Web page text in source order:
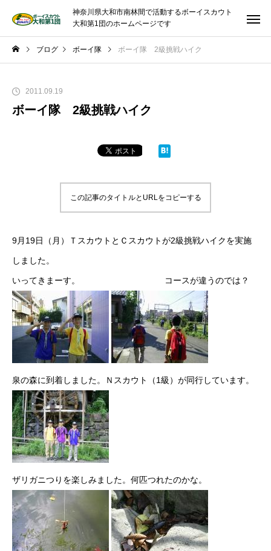
神奈川県大和市南林間で活動するボーイスカウト
大和第1団のホームページです
ブログ ボーイ隊 ボーイ隊 2級挑戦ハイク
2011.09.19
ボーイ隊 2級挑戦ハイク
この記事のタイトルとURLをコピーする
9月19日（月）ＴスカウトとＣスカウトが2級挑戦ハイクを実施
しました。
いってきまーす。 コースが違うのでは？
泉の森に到着しました。Ｎスカウト（1級）が同行しています。
ザリガニつりを楽しみました。何匹つれたのかな。